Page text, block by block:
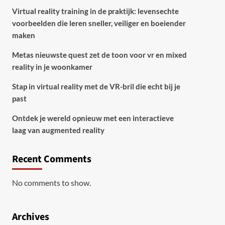
Virtual reality training in de praktijk: levensechte
voorbeelden die leren sneller, veiliger en boeiender
maken
Metas nieuwste quest zet de toon voor vr en mixed
reality in je woonkamer
Stap in virtual reality met de VR-bril die echt bij je
past
Ontdek je wereld opnieuw met een interactieve
laag van augmented reality
Recent Comments
No comments to show.
Archives